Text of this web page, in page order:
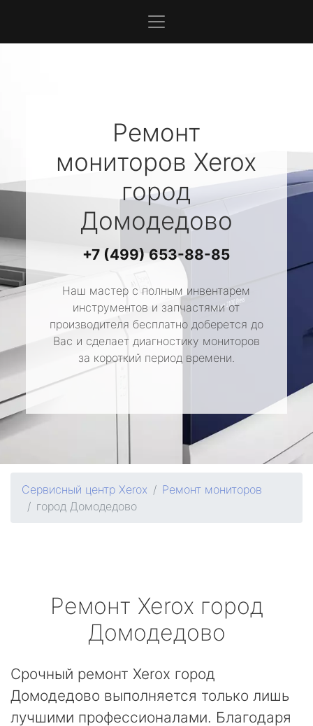
Ремонт
мониторов Xerox
город
Домодедово
+7 (499) 653-88-85
Наш мастер с полным инвентарем
инструментов и запчастями от
производителя бесплатно доберется до
Вас и сделает диагностику мониторов
за короткий период времени.
Сервисный центр Xerox
Ремонт мониторов
город Домодедово
Ремонт Xerox город
Домодедово
Срочный ремонт Xerox город
Домодедово выполняется только лишь
лучшими профессионалами. Благодаря